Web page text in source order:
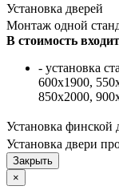
Установка дверей
Монтаж одной
В стоимость
- установка
600х1900,
850х2000,
Установка финской
Установка двери
×